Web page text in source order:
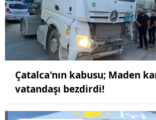
Çatalca'nın kabusu; Maden
vatandaşı bezdirdi!